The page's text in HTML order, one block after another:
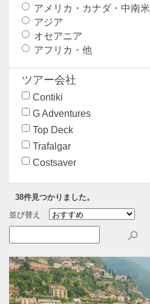
アメリカ・カナダ・中南米
アジア
オセアニア
アフリカ・他
ツアー会社
Contiki
G Adventures
Top Deck
Trafalgar
Costsaver
38件見つかりました。
並び替え